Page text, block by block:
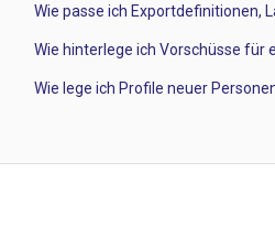
Wie passe ich Exportdefinitionen,
Wie hinterlege ich Vorschüsse für
Wie lege ich Profile neuer